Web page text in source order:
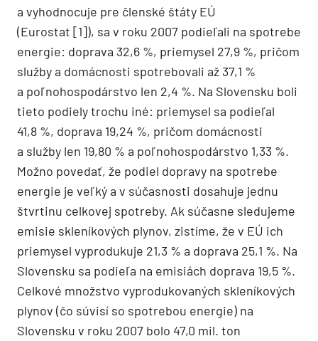
a vyhodnocuje pre členské štáty EÚ
(Eurostat [1]), sa v roku 2007 podieľali na spotrebe
energie: doprava 32,6 %, priemysel 27,9 %, pričom
služby a domácnosti spo­trebovali až 37,1 %
a poľnohospodárstvo len 2,4 %. Na Slovensku boli
tieto podiely trochu iné: priemysel sa podieľal
41,8 %, doprava 19,24 %, pričom domácnosti
a služby len 19,80 % a poľnohospodárstvo 1,33 %.
Možno povedať, že podiel dopravy na spotrebe
energie je veľký a v súčasnosti dosahuje jednu
štvrtinu celkovej spotreby. Ak súčasne sledujeme
emisie skleníkových plynov, zistíme, že v EÚ ich
priemysel vyprodukuje 21,3 % a doprava 25,1 %. Na
Slovensku sa podieľa na emisiách doprava 19,5 %.
Celkové množstvo vyprodukovaných skleníkových
plynov (čo súvisí so spotrebou energie) na
Slovensku v roku 2007 bolo 47,0 mil. ton